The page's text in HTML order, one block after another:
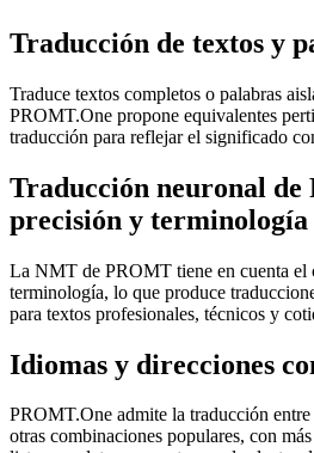
Traducción de textos y
Traduce textos completos o palabras
PROMT.One propone equivalentes
traducción para reflejar el significado
Traducción neuronal de
precisión y terminología
La NMT de PROMT tiene en cuenta el
terminología, lo que produce
para textos profesionales, técnicos y
Idiomas y direcciones
PROMT.One admite la traducción
otras combinaciones populares, con